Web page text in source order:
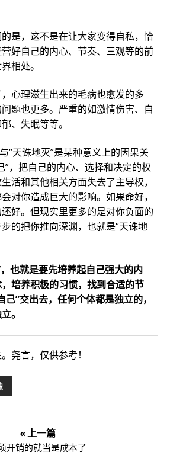
是，这不是在让大家变得自私，恰
好自己的内心、节奏、三观等的前
相处。
心理滋生出来的毛病也愈发的多
题也更多。严重的如激情伤害、自
、失眠等等。
“天诛地灭”是某种意义上的因果关
”，把自己的内心、选择和决定的权
活和其他相关方面失去了主导权，
对你造成巨大的影响。如果命好，
好。但现实里更多的是对你负面的
的把你推向深渊，也就是“天诛地
也就是要先培养起自己强大的内
培养积极的习惯，找到合适的节
”交出去，任何个体都是独立的，
。
尧言，仅供参考！
« 上一篇
开销的就当是成本了